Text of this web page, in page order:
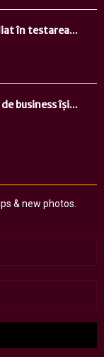
în testarea...
business își...
& new photos.